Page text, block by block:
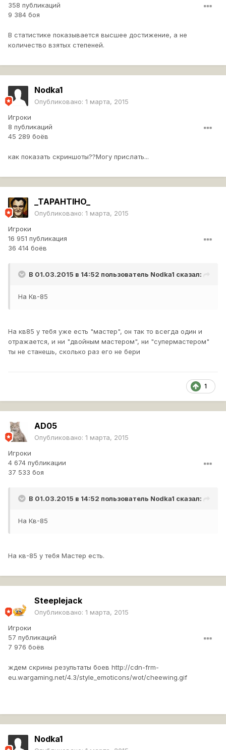
358 публикаций
9 384 боя
В статистике показывается высшее достижение, а не
количество взятых степеней.
Nodka1
Опубликовано: 1 марта, 2015
Игроки
8 публикаций
45 289 боёв
как показать скриншоты??Могу прислать...
_TAPAHTIHO_
Опубликовано: 1 марта, 2015
Игроки
16 951 публикация
36 414 боёв
В 01.03.2015 в 14:52 пользователь Nodka1 сказал:
На Кв-85
На кв85 у тебя уже есть "мастер", он так то всегда один и
отражается, и ни "двойным мастером", ни "супермастером"
ты не станешь, сколько раз его не бери
1
AD05
Опубликовано: 1 марта, 2015
Игроки
4 674 публикации
37 533 боя
В 01.03.2015 в 14:52 пользователь Nodka1 сказал:
На Кв-85
На кв-85 у тебя Мастер есть.
Steeplejack
Опубликовано: 1 марта, 2015
Игроки
57 публикаций
7 976 боёв
ждем скрины результаты боев http://cdn-frm-
eu.wargaming.net/4.3/style_emoticons/wot/cheewing.gif
Nodka1